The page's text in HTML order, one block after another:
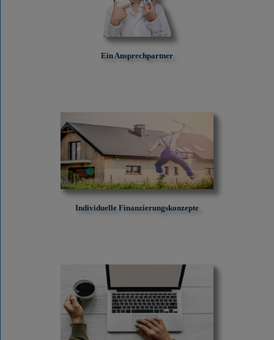
Ein Ansprechpartner
Individuelle Finanzierungskonzepte